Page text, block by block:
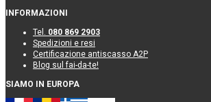
INFORMAZIONI
Tel. 080 869 2903
Spedizioni e resi
Certificazione antiscasso A2P
Blog sul fai-da-te!
SIAMO IN EUROPA